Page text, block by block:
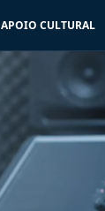
APOIO CULTURAL